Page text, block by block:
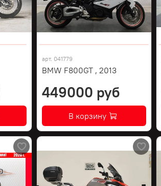
арт. 041779
BMW F800GT , 2013
449000 руб
В корзину